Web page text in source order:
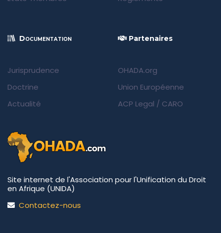
Documentation
Jurisprudence
Doctrine
Actualité
Partenaires
OHADA.org
Union Européenne
ACP Legal / CARO
Site internet de l'Association pour l'Unification du Droit
en Afrique (UNIDA)
Contactez-nous